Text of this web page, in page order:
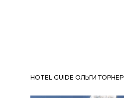
HOTEL GUIDE ОЛЬГИ ТОРНЕР